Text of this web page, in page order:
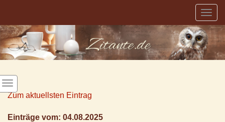
Zum aktuellsten Eintrag
Einträge vom: 04.08.2025